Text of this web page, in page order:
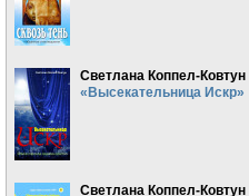
Светлана Коппел-Ковтун
«Высекательница Искр»
Светлана Коппел-Ковтун